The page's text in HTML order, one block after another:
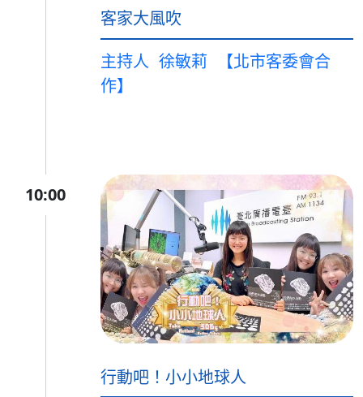
客家大風吹
主持人 徐敏莉
【北市客委會合
作】
10:00
行動吧！小小地球人